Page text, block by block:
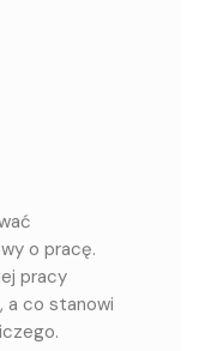
o pracę.
pracy
a co stanowi